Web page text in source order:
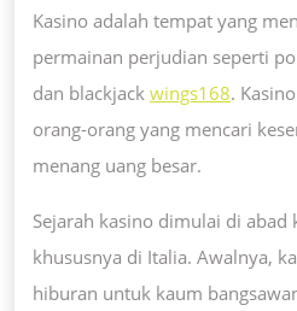
Kasino adalah tempat yang
permainan perjudian seperti
dan blackjack wings168.
orang-orang yang mencari
menang uang besar.
Sejarah kasino dimulai di abad
khususnya di Italia. Awalnya,
hiburan untuk kaum